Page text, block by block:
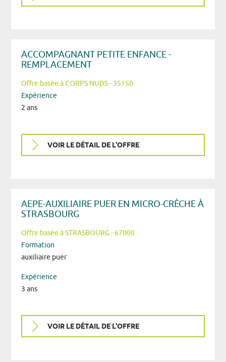
ACCOMPAGNANT PETITE ENFANCE -
REMPLACEMENT
Offre basée à CORPS NUDS - 35150
Expérience
2 ans
VOIR LE DÉTAIL DE L'OFFRE
AEPE-AUXILIAIRE PUER EN MICRO-CRÈCHE À
STRASBOURG
Offre basée à STRASBOURG - 67000
Formation
auxiliaire puer
Expérience
3 ans
VOIR LE DÉTAIL DE L'OFFRE